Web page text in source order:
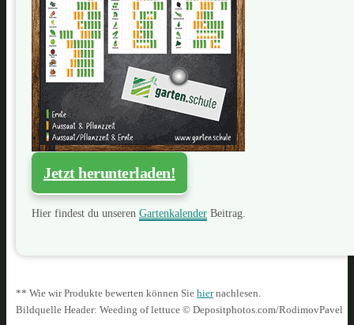
Jetzt herunterladen!
Hier findest du unseren Gartenkalender Beitrag.
** Wie wir Produkte bewerten können Sie hiernachlesen.
Bildquelle Header: Weeding of lettuce © Depositphotos.com/RodimovPavel